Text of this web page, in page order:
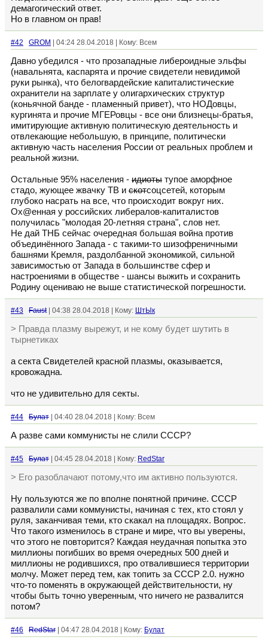
демагогический ответ.
Но в главном он прав!
#42 GROM | 04:24 28.04.2018 | Кому: Всем
Давно убедился - что прозападные либероидные эльфы
(навальнята, каспарята и прочие свидетели невидимой
руки рынка), что белогвардейские капиталистические
охранители на зарплате у олигархических структур
(коньячной банде - пламенный привет), что НОДовцы,
кургинята и прочие МГЕРовцы - все они близнецы-братья,
имитирующие активную политическую деятельность и
отвлекающие небольшую, в принципе, политически
активную часть населения России от реальных проблем и
реальной жизни.
Остальные 95% населения - идиоты тупое аморфное
стадо, жующее жвачку ТВ и скотсоцсетей, которым
глубоко насрать на все, что происходит вокруг них.
Ох@енная у российских либералов-капиталистов
получилась "молодая 20-летняя страна", слов нет.
Не дай ТНБ сейчас очередная большая война против
объединённого Запада - с такими-то шизофреничными
башнями Кремля, раздолбанной экономикой, сильной
зависимостью от Запада в большинстве сфер и
настроениями в обществе - шансы выжить и сохранить
Родину оцениваю не выше статистической погрешности.
#43 Faust| 04:38 28.04.2018 | Кому: ШтЫк
> Правда плазму вырежут, и не кому будет шутить в
тырнетиках
а секта Свидетелей красной плазмы, оказывается,
кровожадна.
что не удивительно для секты.
#44 Булат | 04:40 28.04.2018 | Кому: Всем
А разве сами коммунисты не слили СССР?
#45 Булат | 04:45 28.04.2018 | Кому: RedStar
> Его разоблачают потому,что им активно пользуются.
Ну пользуются же по вполне понятной причине. СССР
развалили сами коммунисты, начиная с тех, кто стоял у
руля, заканчивая теми, кто скакал на площадях. Вопрос.
Что такого изменилось в стране и мире, что вы уверены,
что этого не повторится? Каждая неудачная попытка это
миллионы погибших во время очередных 500 дней и
миллионы не родившихся, про отвалившиеся территории
молчу. Может перед тем, как топить за СССР 2.0. нужно
что-то поменять в окружающей действительности, ну
чтобы быть точно уверенным, что ничего не развалится
потом?
#46 RedStar | 04:47 28.04.2018 | Кому: Булат